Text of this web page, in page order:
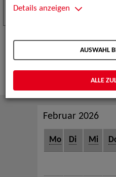
Serienfestival
TeleVisionale – Film-
und Eventpartnerin
Mehr
NOV
Februar 2026
Mo Di Mi
Details anzeigen
AUSWAHL
ALLE